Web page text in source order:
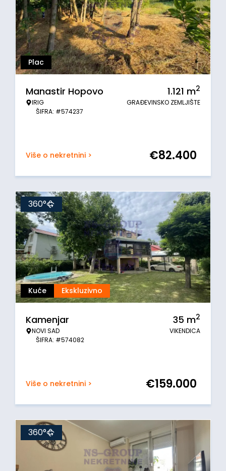
Plac
Manastir Hopovo
IRIG
ŠIFRA: #574237
1.121 m2
GRAĐEVINSKO ZEMLJIŠTE
Više o nekretnini > €82.400
Kuće Ekskluzivno
360°
Kamenjar
NOVI SAD
ŠIFRA: #574082
35 m2
VIKENDICA
Više o nekretnini > €159.000
360°